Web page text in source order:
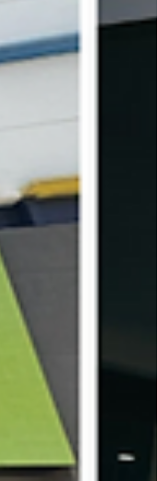
entender la industria de los eventos: con
creatividad, excelencia y un fuerte
con la